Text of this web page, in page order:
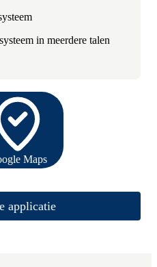
in meerdere talen
Maps
applicatie